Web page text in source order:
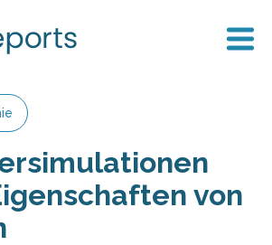
von